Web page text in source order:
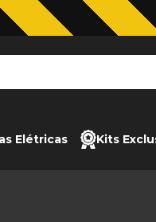
com The Black
Elétricas Kits